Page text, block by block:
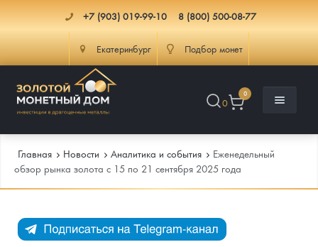
+7 (903) 019-99-10 8 (800) 500-08-77
Екатеринбург Подбор монет
0
0
Каталог Монет
Инфо
Главная Новости Аналитика и события
Еженедельный
обзор рынка золота с 15 по 21 сентября 2025 года